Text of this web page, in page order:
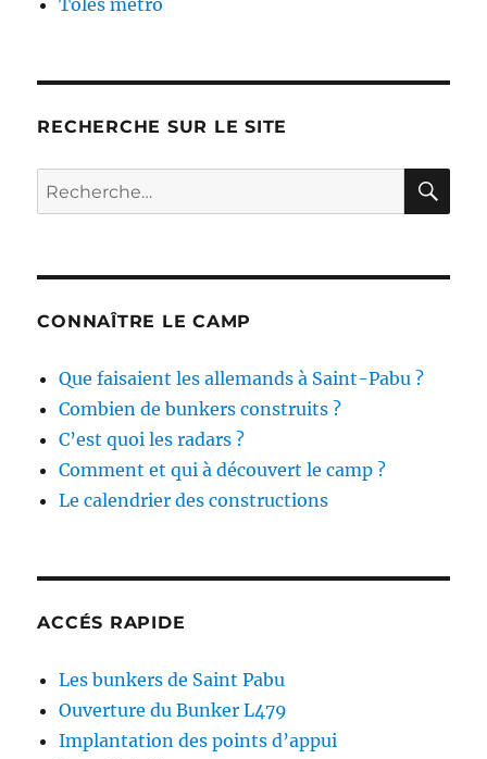
Tôles métro
RECHERCHE SUR LE SITE
Recherche
pour :
CONNAÎTRE LE CAMP
Que faisaient les allemands à Saint-Pabu ?
Combien de bunkers construits ?
C’est quoi les radars ?
Comment et qui à découvert le camp ?
Le calendrier des constructions
ACCÉS RAPIDE
Les bunkers de Saint Pabu
Ouverture du Bunker L479
Implantation des points d’appui